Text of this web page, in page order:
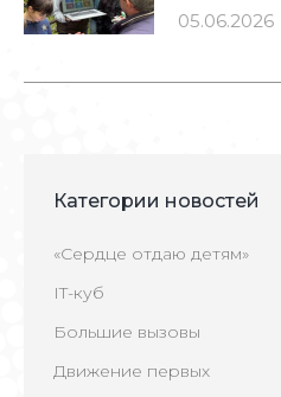
05.06.2026
Категории новостей
«Сердце отдаю детям»
IT-куб
Большие вызовы
Движение первых